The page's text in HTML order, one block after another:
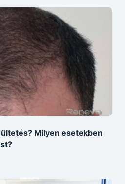
Milyen esetekben